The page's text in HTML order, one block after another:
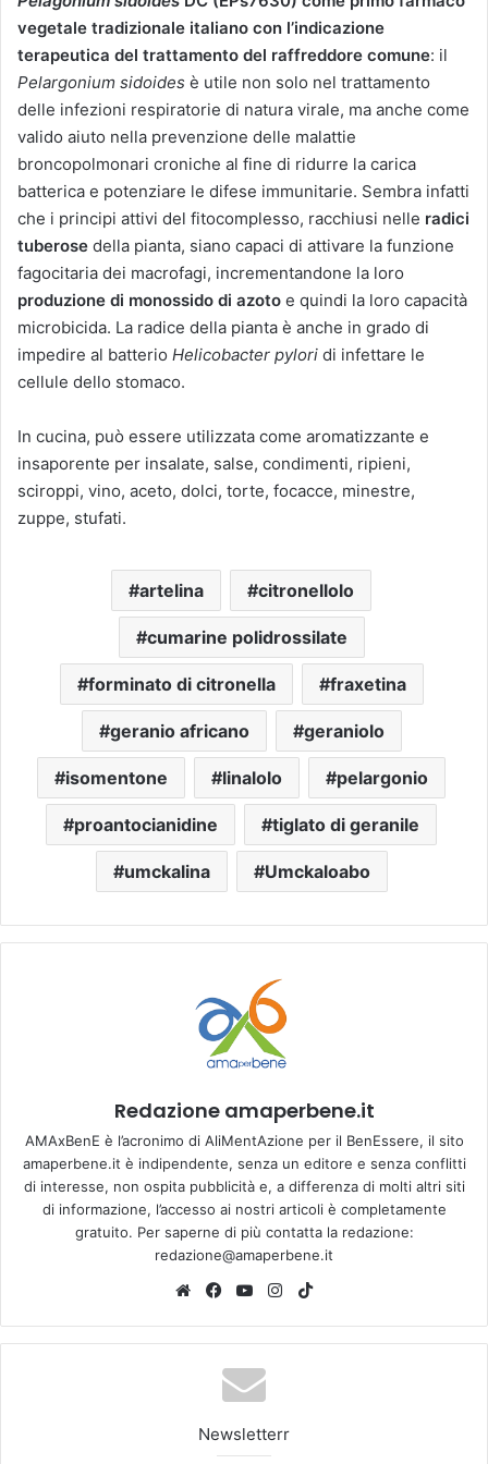
vegetale tradizionale italiano con l’indicazione
terapeutica del trattamento del raffreddore comune: il
Pelargonium sidoides è utile non solo nel trattamento
delle infezioni respiratorie di natura virale, ma anche come
valido aiuto nella prevenzione delle malattie
broncopolmonari croniche al fine di ridurre la carica
batterica e potenziare le difese immunitarie. Sembra infatti
che i principi attivi del fitocomplesso, racchiusi nelle radici
tuberose della pianta, siano capaci di attivare la funzione
fagocitaria dei macrofagi, incrementandone la loro
produzione di monossido di azoto e quindi la loro capacità
microbicida. La radice della pianta è anche in grado di
impedire al batterio Helicobacter pylori di infettare le
cellule dello stomaco.
In cucina, può essere utilizzata come aromatizzante e
insaporente per insalate, salse, condimenti, ripieni,
sciroppi, vino, aceto, dolci, torte, focacce, minestre,
zuppe, stufati.
artelina citronellolo
cumarine polidrossilate
forminato di citronella fraxetina
geranio africano geraniolo
isomentone linalolo pelargonio
proantocianidine tiglato di geranile
umckalina Umckaloabo
Redazione amaperbene.it
AMAxBenE è l’acronimo di AliMentAzione per il BenEssere, il sito
amaperbene.it è indipendente, senza un editore e senza conflitti
di interesse, non ospita pubblicità e, a differenza di molti altri siti
di informazione, l’accesso ai nostri articoli è completamente
gratuito. Per saperne di più contatta la redazione:
redazione@amaperbene.it
We
te
Fa
bo
ok
Yo
Tu
be
Ins
ra
k
Newsletterr